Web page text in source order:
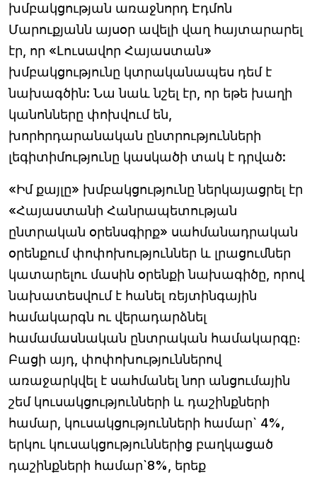
խմբակցության առաջնորդ Էդմոն
Մարուքյանն այսօր ավելի վաղ հայտարարել
էր, որ «Լուսավոր Հայաստան»
խմբակցությունը կտրականապես դեմ է
նախագծին: Նա նաև նշել էր, որ եթե խաղի
կանոնները փոխվում են,
խորհրդարանական ընտրությունների
լեգիտիմությունը կասկածի տակ է դրված:
«Իմ քայլը» խմբակցությունը ներկայացրել էր
«Հայաստանի Հանրապետության
ընտրական օրենսգիրք» սահմանադրական
օրենքում փոփոխություններ և լրացումներ
կատարելու մասին օրենքի նախագիծը, որով
նախատեսվում է հանել ռեյտինգային
համակարգն ու վերադարձնել
համամասնական ընտրական համակարգը։
Բացի այդ, փոփոխություններով
առաջարկվել է սահմանել նոր անցումային
շեմ կուսակցությունների և դաշինքների
համար, կուսակցությունների համար` 4%,
երկու կուսակցություններից բաղկացած
դաշինքների համար`8%, երեք